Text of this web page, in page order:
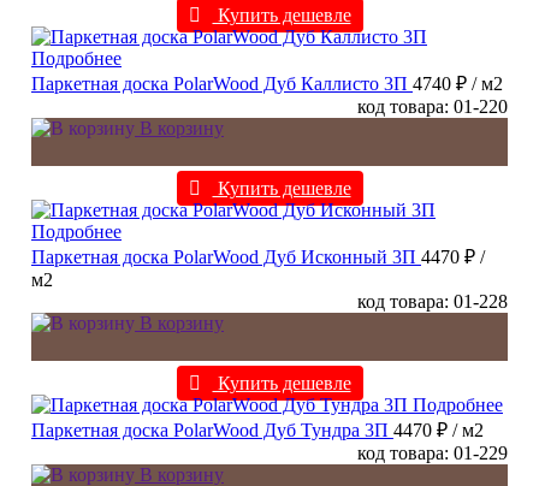
Купить дешевле
Подробнее
Паркетная доска PolarWood Дуб Каллисто 3П 4740 ₽ / м2
код товара: 01-220
В корзину
Купить дешевле
Подробнее
Паркетная доска PolarWood Дуб Исконный 3П 4470 ₽ /
м2
код товара: 01-228
В корзину
Купить дешевле
Подробнее
Паркетная доска PolarWood Дуб Тундра 3П 4470 ₽ / м2
код товара: 01-229
В корзину